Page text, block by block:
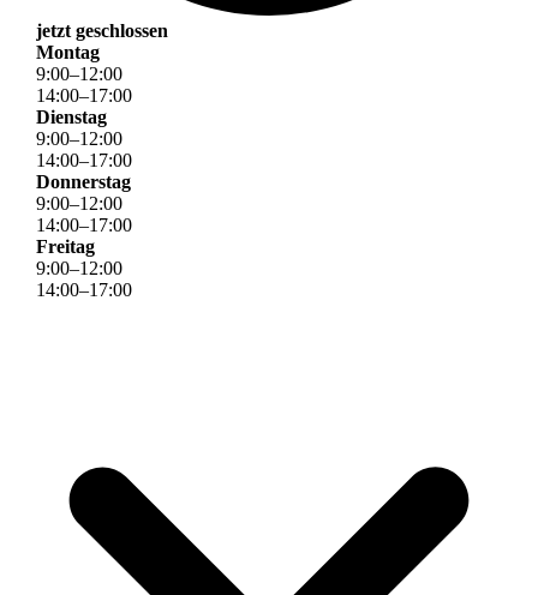
jetzt geschlossen
Montag
9:00–12:00
14:00–17:00
Dienstag
9:00–12:00
14:00–17:00
Donnerstag
9:00–12:00
14:00–17:00
Freitag
9:00–12:00
14:00–17:00